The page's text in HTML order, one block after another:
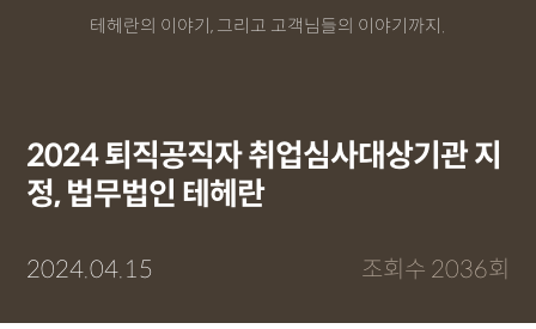
테헤란의 이야기, 그리고 고객님들의 이야기까지.
2024 퇴직공직자 취업심사대상기관 지
정, 법무법인 테헤란
2024.04.15 조회수 2036회